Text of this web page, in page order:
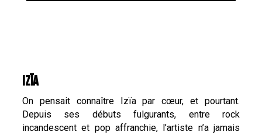
IZÏA
On pensait connaître Izïa par cœur, et pourtant.
Depuis ses débuts fulgurants, entre rock
incandescent et pop affranchie, l’artiste n’a jamais